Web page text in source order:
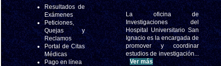
Resultados de
Exámenes
Peticiones,
Quejas y
Reclamos
Portal de Citas
Médicas
Pago en línea
La oficina de
Investigaciones del
Hospital Universitario San
Ignacio es la encargada de
promover y coordinar
estudios de investigación...
Ver más